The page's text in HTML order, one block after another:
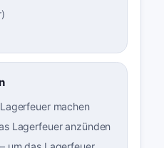
)
machen
Lagerfeuer anzünden